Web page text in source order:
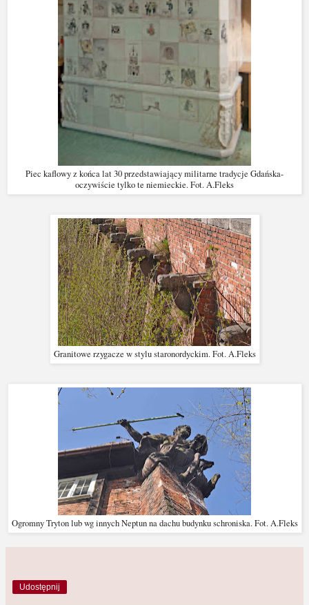
Piec kaflowy z końca lat 30 przedstawiający militarne tradycje Gdańska-
oczywiście tylko te niemieckie. Fot. A.Fleks
Granitowe rzygacze w stylu staronordyckim. Fot. A.Fleks
Ogromny Tryton lub wg innych Neptun na dachu budynku schroniska. Fot. A.Fleks
Udostępnij